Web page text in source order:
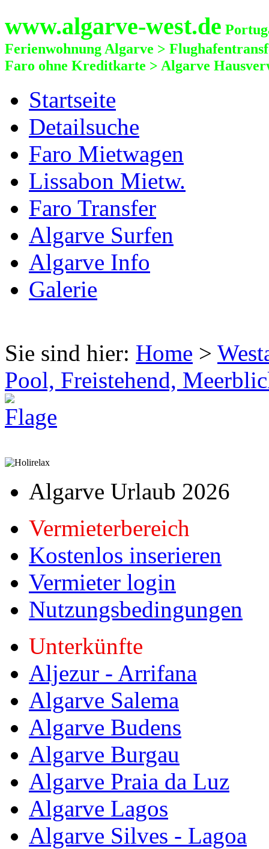
www.algarve-west.de
Ferienwohnung Algarve >
Faro ohne Kreditkarte > Algarve
Startseite
Detailsuche
Faro Mietwagen
Lissabon Mietw.
Faro Transfer
Algarve Surfen
Algarve Info
Galerie
Sie sind hier: Home >
Pool, Freistehend,
Algarve Urlaub 2026
Vermieterbereich
Kostenlos inserieren
Vermieter login
Nutzungsbedingungen
Unterkünfte
Aljezur - Arrifana
Algarve Salema
Algarve Budens
Algarve Burgau
Algarve Praia da Luz
Algarve Lagos
Algarve Silves - Lagoa